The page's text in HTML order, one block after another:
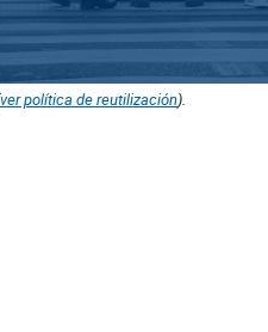
ver política de reutilización).